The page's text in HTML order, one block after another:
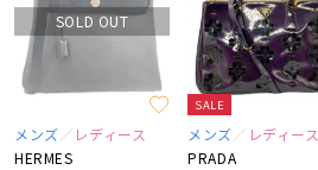
SOLD OUT
メンズ
レディース
HERMES
SALE
メンズ
レディース
PRADA